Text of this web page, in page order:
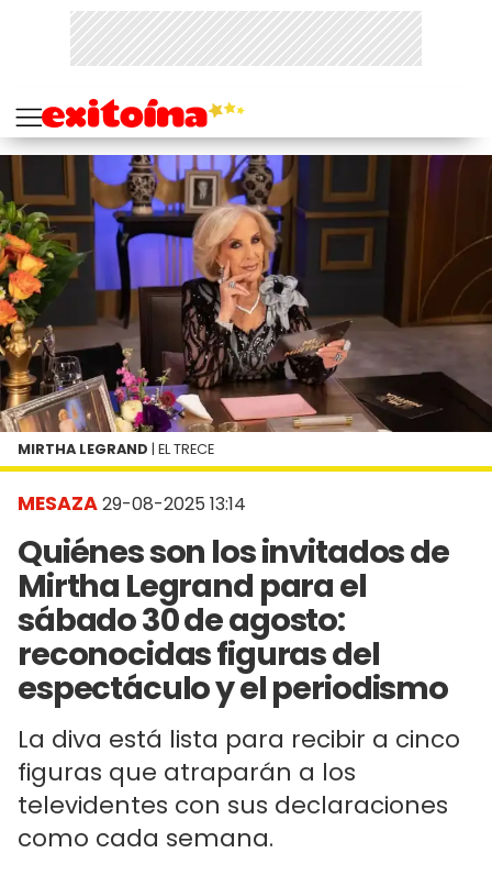
MESAZA29-08-2025 13:14
Quiénes son los invitados de
Mirtha Legrand para el
sábado 30 de agosto:
reconocidas figuras del
espectáculo y el periodismo
La diva está lista para recibir a cinco
figuras que atraparán a los
televidentes con sus declaraciones
como cada semana.
MIRTHA LEGRAND | EL TRECE